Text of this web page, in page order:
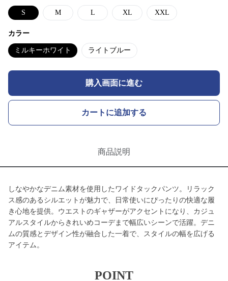
S M L XL XXL
カラー
ミルキーホワイト ライトブルー
購入画面に進む
カートに追加する
商品説明
しなやかなデニム素材を使用したワイドタックパンツ。リラック
ス感のあるシルエットが魅力で、日常使いにぴったりの快適な履
き心地を提供。ウエストのギャザーがアクセントになり、カジュ
アルスタイルからきれいめコーデまで幅広いシーンで活躍。デニ
ムの質感とデザイン性が融合した一着で、スタイルの幅を広げる
アイテム。
POINT